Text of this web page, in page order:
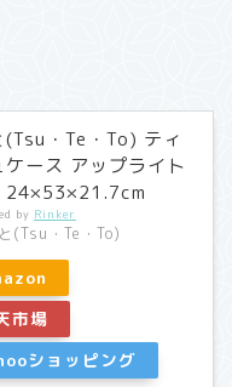
(Tsu・Te・To) ティ
ケース アップライト
24×53×21.7cm
by Rinker
(Tsu・Te・To)
市場
ショッピング